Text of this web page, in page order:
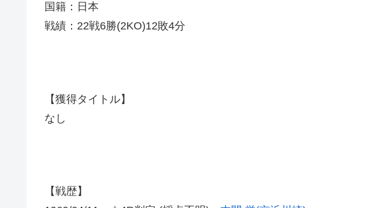
国籍：日本
戦績：22戦6勝(2KO)12敗4分
【獲得タイトル】
なし
【戦歴】